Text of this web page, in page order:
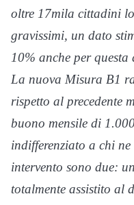
oltre 17mila cittadini
gravissimi, un dato
10% anche per questa
La nuova Misura B1
rispetto al precedente
buono mensile di
indifferenziato a chi
intervento sono due:
totalmente assistito al